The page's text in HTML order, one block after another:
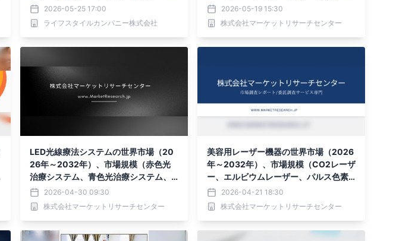
ら「APS 3%」※1配合の「RE：エッセ
ンスC」誕生。
2026-05-25 17:00
ライフスタイルカンパニー株式会社
ートを発表
2026-05-19 15:30
株式会社マーケットリサーチセンター
LED光線療法システムの世界市場（20
26年～2032年）、市場規模（赤色光
治療システム、青色光治療システム、
その他）・分析レポートを発表
2026-04-30 09:30
株式会社マーケットリサーチセンター
美容用レーザー機器の世界市場（2026
年～2032年）、市場規模（CO2レーザ
ー、エルビウムレーザー、パルス色素
レーザー、IPL（高強度パルス光））・
分析レポートを発表
2026-04-21 18:30
株式会社マーケットリサーチセンター